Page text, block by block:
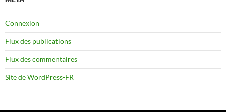
Connexion
Flux des publications
Flux des commentaires
Site de WordPress-FR